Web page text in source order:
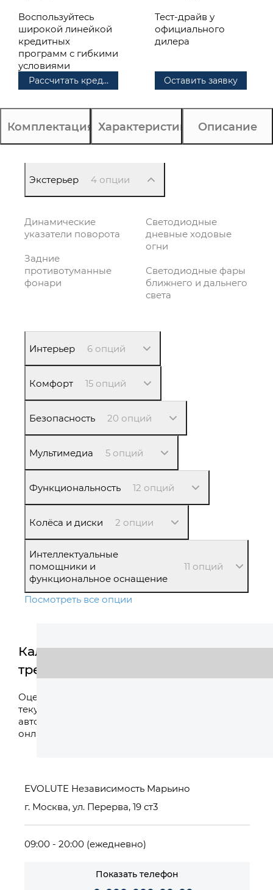
Воспользуйтесь
широкой линейкой
кредитных
программ с гибкими
условиями
Рассчитать кредит
Тест-драйв у
официального
дилера
Оставить заявку
Комплектация Характеристики Описание
Экстерьер 4 опции
Динамические
указатели поворота
Задние
противотуманные
фонари
Светодиодные
дневные ходовые
огни
Светодиодные фары
ближнего и дальнего
света
Интерьер 6 опций
Комфорт 15 опций
Безопасность 20 опций
Мультимедиа 5 опций
Функциональность 12 опций
Колёса и диски 2 опции
Интеллектуальные
помощники и
функциональное оснащение
11 опций
Посмотреть все опции
Калькулятор
трейд-ин
Оцените свой
текущий
автомобиль
онлайн
EVOLUTE Независимость Марьино
г. Москва, ул. Перерва, 19 ст3
09:00 - 20:00 (ежедневно)
Показать телефон